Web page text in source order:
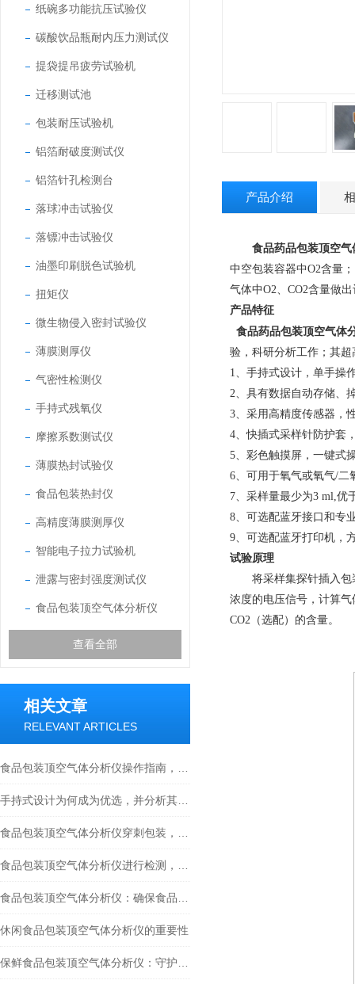
纸碗多功能抗压试验仪
碳酸饮品瓶耐内压力测试仪
提袋提吊疲劳试验机
迁移测试池
包装耐压试验机
铝箔耐破度测试仪
铝箔针孔检测台
落球冲击试验仪
落镖冲击试验仪
油墨印刷脱色试验机
扭矩仪
微生物侵入密封试验仪
薄膜测厚仪
气密性检测仪
手持式残氧仪
摩擦系数测试仪
薄膜热封试验仪
食品包装热封仪
高精度薄膜测厚仪
智能电子拉力试验机
泄露与密封强度测试仪
食品包装顶空气体分析仪
查看全部
相关文章
RELEVANT ARTICLES
休闲食品包装顶空气体分析仪的重要性
产品介绍
食品药品包装顶空气
中空包装容器中O2含量
气体中O2、CO2含量做
产品特征
食品药品包装顶空气体
验，科研分析工作 ；其
1、 手持式设计，单手操
2、 具有数据自动存储、
3、 采用高精度传感器，
4、快插式采样针防护套
5、 彩色触摸屏，一键式
6、 可用于氧气或氧气/二
7、 采样量最少为3 ml,优
8、 可选配蓝牙接口和专
9、 可选配蓝牙打印机，
试验原理
将采样集探针插入
浓度的电压信号，计算
CO2（选配）的含量。